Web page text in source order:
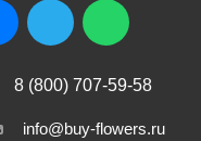
8 (800) 707-59-58
info@buy-flowers.ru